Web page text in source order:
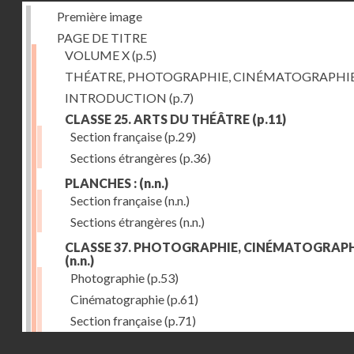
Première image
PAGE DE TITRE
VOLUME X(p.5)
THÉATRE, PHOTOGRAPHIE,
INTRODUCTION (p.7)
CLASSE 25. ARTS DU THÉÂTRE (p.11)
Section française(p.29)
Sections étrangères (p.36)
PLANCHES : (n.n.)
Section française(n.n.)
Sections étrangères (n.n.)
CLASSE 37. PHOTOGRAPHIE,
(n.n.)
Photographie(p.53)
Cinématographie(p.61)
Section française(p.71)